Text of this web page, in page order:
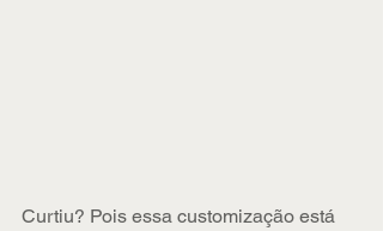
Curtiu? Pois essa customização está